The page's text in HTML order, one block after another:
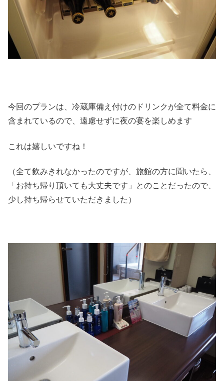
今回のプランは、冷蔵庫備え付けのドリンクが全て料金に
含まれているので、遠慮せずに夜の宴を楽しめます
これは嬉しいですね！
（全て飲みきれなかったのですが、旅館の方に聞いたら、
「お持ち帰り頂いても大丈夫です」とのことだったので、
少し持ち帰らせていただきました）